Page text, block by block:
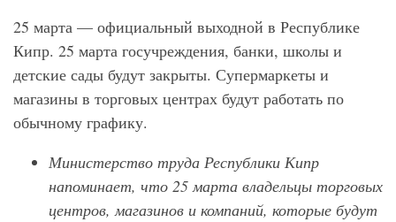
25 марта — официальный выходной в Республике
Кипр. 25 марта госучреждения, банки, школы и
детские сады будут закрыты. Супермаркеты и
магазины в торговых центрах будут работать по
обычному графику.
Министерство труда Республики Кипр
напоминает, что 25 марта владельцы торговых
центров, магазинов и компаний, которые будут